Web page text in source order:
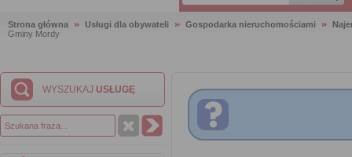
Strona główna Usługi dla obywateli Gospodarka nieruchomościami
Gminy Mordy
WYSZUKAJ USŁUGĘ